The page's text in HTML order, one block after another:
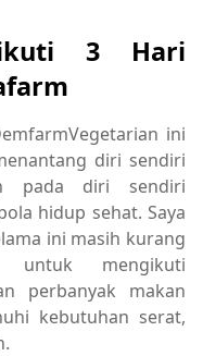
3 Hari
ini
diri sendiri
pada diri sendiri
hidup sehat. Saya
ini masih kurang
mengikuti
perbanyak makan
kebutuhan serat,